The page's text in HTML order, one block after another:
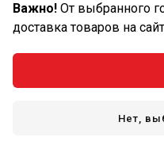
отвода газов и
Характеристики
Основные
Важно! От выбранного
доставка товаров на
Нет,